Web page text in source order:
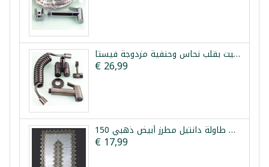
طقم شطاف تواليت بقلب نحاس وحنفية مزدوجة فيستا
€ 26,99
مفرش طاولة دانتيل مطرز أبيض ذهبي 150x210 سم
€ 17,99